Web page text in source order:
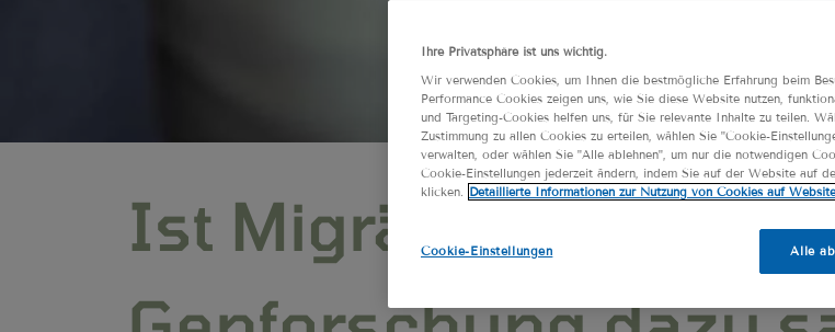
Ist Migräne
Ihre Privatsphäre ist uns wichtig.
Wir verwenden Cookies, um Ihnen die bestmögliche Erfahrung beim
Performance Cookies zeigen uns, wie Sie diese Website nutzen,
und Targeting-Cookies helfen uns, für Sie relevante Inhalte zu teilen.
Zustimmung zu allen Cookies zu erteilen, wählen Sie "Cookie-
verwalten, oder wählen Sie "Alle ablehnen", um nur die notwendigen
Cookie-Einstellungen jederzeit ändern, indem Sie auf der Website auf
klicken. Detaillierte Informationen zur Nutzung von Cookies auf
Cookie-Einstellungen Alle